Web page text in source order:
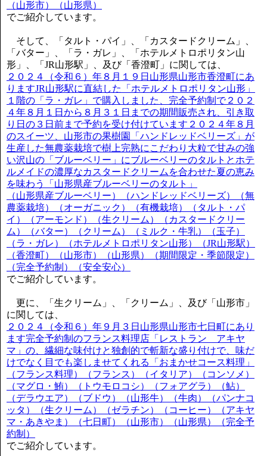
（山形市）（山形県）
でご紹介しています。
そして、「タルト・パイ」、「カスタードクリーム」、
「バター」、「ラ・ガレ」、「ホテルメトロポリタン山
形」、「JR山形駅」、及び「香澄町」に関しては、
２０２４（令和６）年８月１９日山形県山形市香澄町にあ
りますJR山形駅に直結した「ホテルメトロポリタン山形」
１階の「ラ・ガレ」で購入しました、完全予約制で２０２
４年８月１日から８月３１日までの期間販売され、引き取
り日の３日前まで予約を受け付けています２０２４年８月
のスイーツ、山形市の果樹園「ハンドレッドベリーズ」が
生産した無農薬栽培で樹上完熟にこだわり大粒で甘みの強
い沢山の「ブルーベリー」にブルーベリーのタルトとホテ
ルメイドの濃厚なカスタードクリームを合わせた夏の恵み
を味わう「山形県産ブルーベリーのタルト」
（山形県産ブルーベリー）（ハンドレッドベリーズ）（無
農薬栽培）（オーガニック）（有機栽培）（タルト・パ
イ）（アーモンド）（生クリーム）（カスタードクリー
ム）（バター）（クリーム）（ミルク・牛乳）（玉子）
（ラ・ガレ）（ホテルメトロポリタン山形）（JR山形駅）
（香澄町）（山形市）（山形県）（期間限定・季節限定）
（完全予約制）（安全安心）
でご紹介しています。
更に、「生クリーム」、「クリーム」、及び「山形市」
に関しては、
２０２４（令和６）年９月３日山形県山形市七日町にあり
ます完全予約制のフランス料理店「レストラン アキヤ
マ」の、繊細な味付けと独創的で斬新な盛り付けで、味だ
けでなく目でも楽しませてくれる「おまかせコース料理」
（フランス料理）（フランス）（イタリア）（コンソメ）
（マグロ・鮪）（トウモロコシ）（フォアグラ）（鮎）
（デラウエア）（ブドウ）（山形牛）（牛肉）（パンナコ
ッタ）（生クリーム）（ゼラチン）（コーヒー）（アキヤ
マ・あきやま）（七日町）（山形市）（山形県）（完全予
約制）
でご紹介しています。